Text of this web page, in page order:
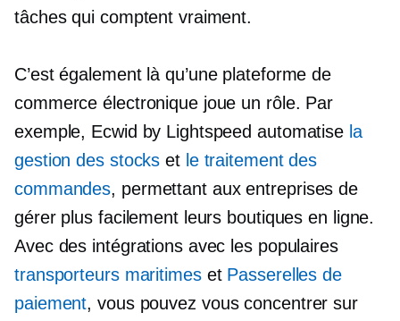
tâches qui comptent vraiment.
C’est également là qu’une plateforme de
commerce électronique joue un rôle. Par
exemple, Ecwid by Lightspeed automatise la
gestion des stocks et le traitement des
commandes, permettant aux entreprises de
gérer plus facilement leurs boutiques en ligne.
Avec des intégrations avec les populaires
transporteurs maritimeset Passerelles de
paiement, vous pouvez vous concentrer sur